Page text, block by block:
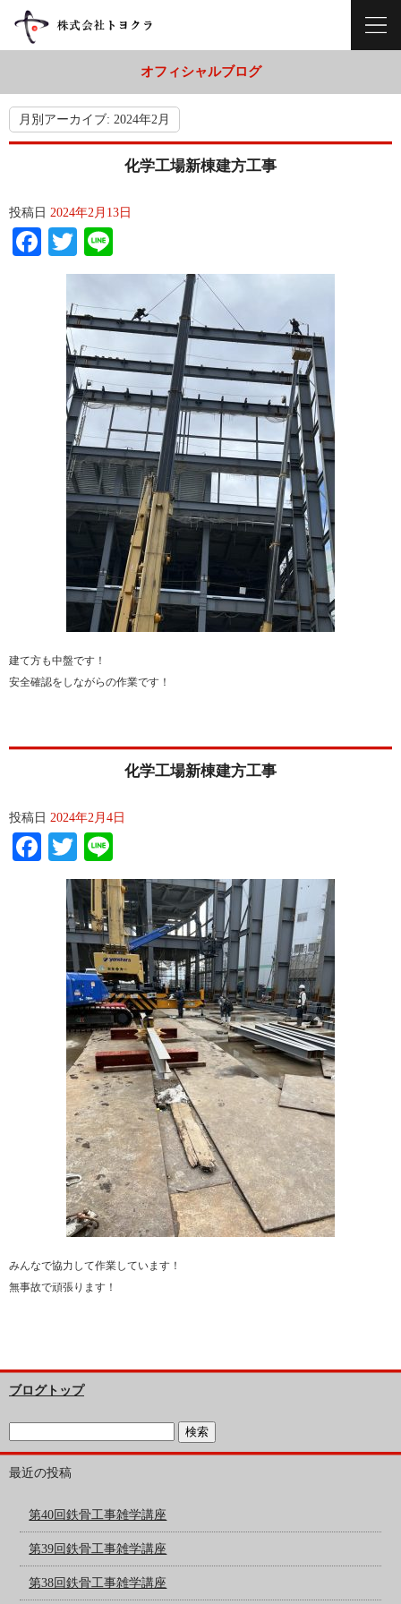
オフィシャルブログ
月別アーカイブ: 2024年2月
化学工場新棟建方工事
投稿日 2024年2月13日
Facebook
Twitter
建て方も中盤です！
安全確認をしながらの作業です！
化学工場新棟建方工事
投稿日 2024年2月4日
Facebook
Twitter
みんなで協力して作業しています！
無事故で頑張ります！
ブログトップ
最近の投稿
第40回鉄骨工事雑学講座
第39回鉄骨工事雑学講座
第38回鉄骨工事雑学講座